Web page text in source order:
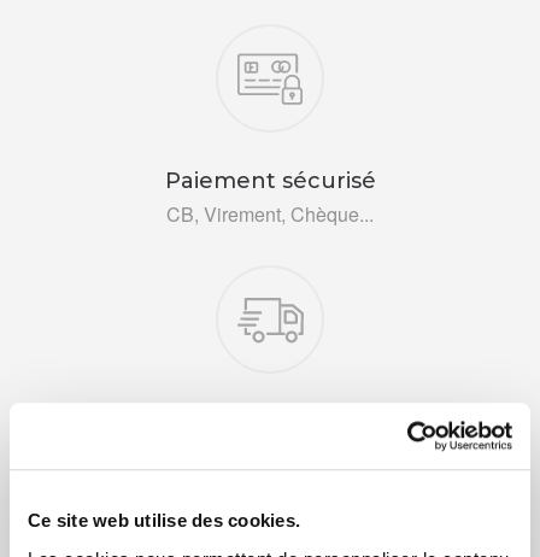
Ce site web utilise des cookies.
Paiement sécurisé
CB, Virement, Chèque...